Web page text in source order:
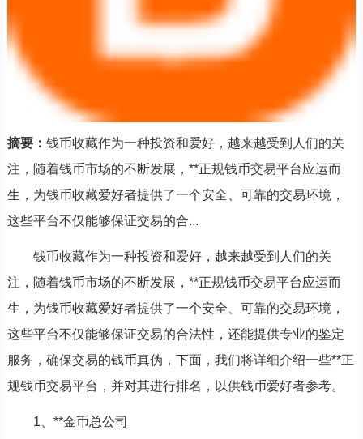
摘要： 钱币收藏作为一种投资和爱好，越来越受到人们的关
注，随着钱币市场的不断发展，**正规钱币交易平台应运而
生，为钱币收藏爱好者提供了一个安全、可靠的交易环境，
这些平台不仅能够保证交易的合...
钱币收藏作为一种投资和爱好，越来越受到人们的关
注，随着钱币市场的不断发展，**正规钱币交易平台应运而
生，为钱币收藏爱好者提供了一个安全、可靠的交易环境，
这些平台不仅能够保证交易的合法性，还能提供专业的鉴定
服务，确保交易的钱币真伪，下面，我们将详细介绍一些**正
规钱币交易平台，并对其进行排名，以供钱币爱好者参考。
1、**金币总公司